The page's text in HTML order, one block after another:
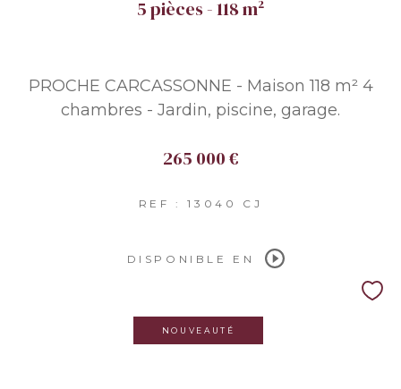
5 pièces - 118 m²
PROCHE CARCASSONNE - Maison 118 m² 4
chambres - Jardin, piscine, garage.
265 000 €
REF : 13040 CJ
DISPONIBLE EN
NOUVEAUTÉ